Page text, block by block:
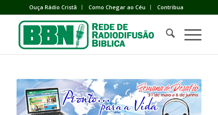
Ouça Rádio Cristã Como Chegar ao Céu Contribua